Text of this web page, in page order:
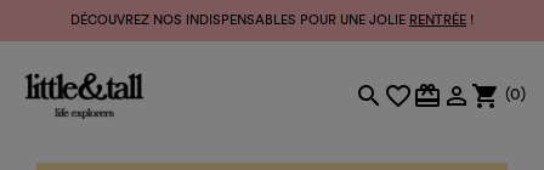
DÉCOUVREZ NOS INDISPENSABLES POUR UNE JOLIE RENTRÉE !
search favorite_bordercard_giftcard  shopping_cart (0)